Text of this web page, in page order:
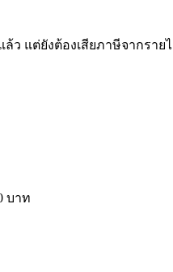
แต่ยังต้องเสียภาษีจากราย
บาท